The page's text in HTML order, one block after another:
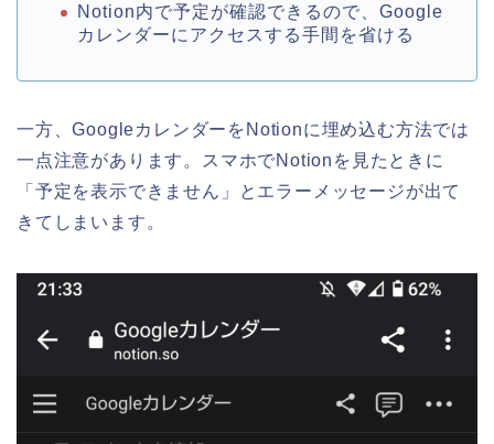
Notion内で予定が確認できるので、Google
カレンダーにアクセスする手間を省ける
一方、GoogleカレンダーをNotionに埋め込む方法では
一点注意があります。
スマホでNotionを見たときに
「予定を表示できません」とエラーメッセージが出て
きてしまいます。